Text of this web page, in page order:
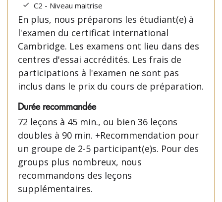
C2 - Niveau maitrise
En plus, nous préparons les étudiant(e) à
l'examen du certificat international
Cambridge. Les examens ont lieu dans des
centres d'essai accrédités. Les frais de
participations à l'examen ne sont pas
inclus dans le prix du cours de préparation.
Durée recommandée
72 leçons à 45 min., ou bien 36 leçons
doubles à 90 min. +Recommendation pour
un groupe de 2-5 participant(e)s. Pour des
groups plus nombreux, nous
recommandons des leçons
supplémentaires.